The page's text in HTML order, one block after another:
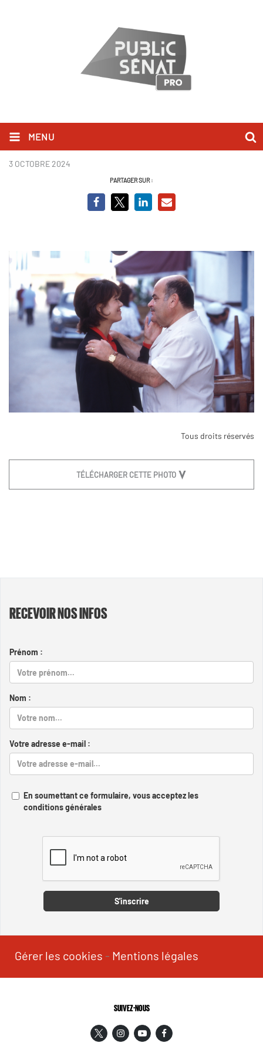
MENU
L'Adieu
3 OCTOBRE 2024
PARTAGER SUR :
Tous droits réservés
TÉLÉCHARGER CETTE PHOTO
RECEVOIR NOS INFOS
Prénom :
Nom :
Votre adresse e-mail :
En soumettant ce formulaire, vous acceptez les
conditions générales
S'inscrire
Gérer les cookies - Mentions légales
SUIVEZ-NOUS